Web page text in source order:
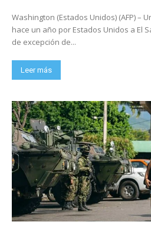
Washington (Estados Unidos) (AFP) –
hace un año por Estados Unidos a El
de excepción de...
Leer más